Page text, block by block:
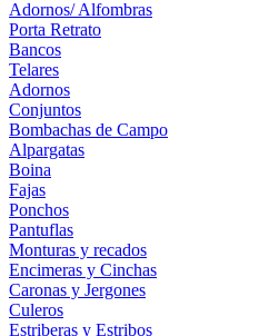
Adornos/ Alfombras
Porta Retrato
Bancos
Telares
Adornos
Conjuntos
Bombachas de Campo
Alpargatas
Boina
Fajas
Ponchos
Pantuflas
Monturas y recados
Encimeras y Cinchas
Caronas y Jergones
Culeros
Estriberas y Estribos